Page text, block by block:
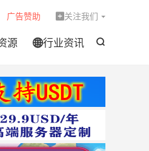

源 行业资讯
广告赞助  关注我们